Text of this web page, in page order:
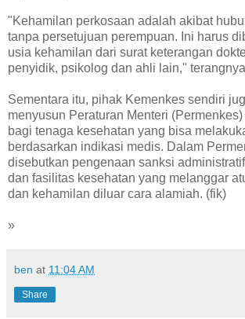
"Kehamilan perkosaan adalah akibat
tanpa persetujuan perempuan. Ini harus
usia kehamilan dari surat keterangan
penyidik, psikolog dan ahli lain,"
Sementara itu, pihak Kemenkes sendiri
menyusun Peraturan Menteri
bagi tenaga kesehatan yang bisa
berdasarkan indikasi medis. Dalam
disebutkan pengenaan sanksi
dan fasilitas kesehatan yang melanggar
dan kehamilan diluar cara alamiah. (fik)
»
ben at 11:04 AM
Share